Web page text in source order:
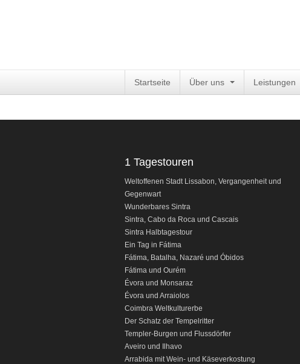
Startseite Über uns Leistungen
1 Tagestouren
Weltoffenen Stadt Lissabon, Vergangenheit und
Gegenwart
Wunderbares Sintra
Sintra, Cabo da Roca und Cascais
Sintra Halbtagestour
Ein Tag in Fátima
Fátima, Batalha, Nazaré und Óbidos
Fátima und Ourém
Évora und Monsaraz
Évora und Arraiolos
Coimbra Weltkulturerbe
Der Schatz der Tempelritter
Templer-Burgen und Flussdörfer
Aveiro und Ilhavo
Arrabida mit Wein- und Käseverkostung